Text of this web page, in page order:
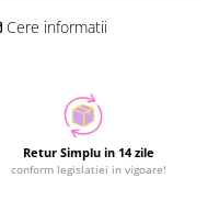
Cere informatii
Retur Simplu in 14 zile
conform legislatiei in vigoare!